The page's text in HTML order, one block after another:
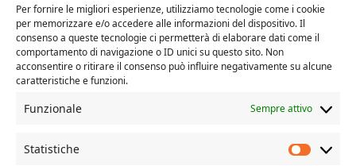
Per fornire le migliori esperienze, utilizziamo tecnologie come i cookie
per memorizzare e/o accedere alle informazioni del dispositivo. Il
consenso a queste tecnologie ci permetterà di elaborare dati come il
comportamento di navigazione o ID unici su questo sito. Non
acconsentire o ritirare il consenso può influire negativamente su alcune
caratteristiche e funzioni.
Funzionale Sempre attivo
Statistiche
Il tuo messaggio